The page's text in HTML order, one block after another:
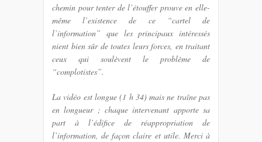
chemin pour tenter de l’étouffer prouve en elle-
même l’existence de ce “cartel de
l’information” que les principaux intéressés
nient bien sûr de toutes leurs forces, en traitant
ceux qui soulèvent le problème de
“complotistes”.
La vidéo est longue (1 h 34) mais ne traîne pas
en longueur ; chaque intervenant apporte sa
part à l’édifice de réappropriation de
l’information, de façon claire et utile. Merci à